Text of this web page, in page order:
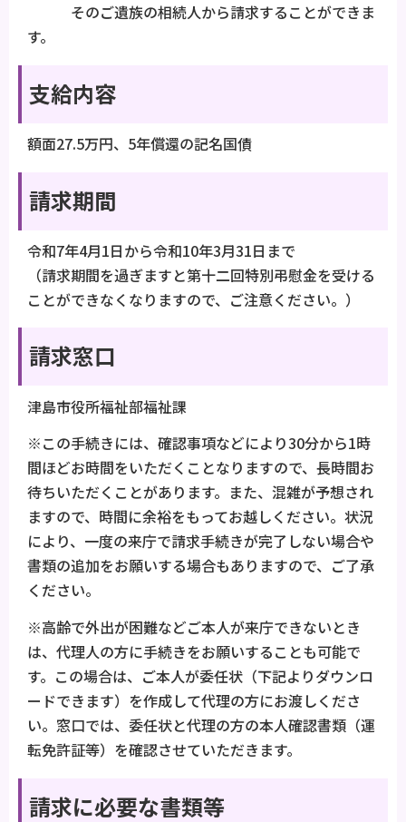
そのご遺族の相続人から請求することができま
す。
支給内容
額面27.5万円、5年償還の記名国債
請求期間
令和7年4月1日から令和10年3月31日まで
（請求期間を過ぎますと第十二回特別弔慰金を受ける
ことができなくなりますので、ご注意ください。）
請求窓口
津島市役所福祉部福祉課
※この手続きには、確認事項などにより30分から1時
間ほどお時間をいただくことなりますので、長時間お
待ちいただくことがあります。また、混雑が予想され
ますので、時間に余裕をもってお越しください。状況
により、一度の来庁で請求手続きが完了しない場合や
書類の追加をお願いする場合もありますので、ご了承
ください。
※高齢で外出が困難などご本人が来庁できないとき
は、代理人の方に手続きをお願いすることも可能で
す。この場合は、ご本人が委任状（下記よりダウンロ
ードできます）を作成して代理の方にお渡しくださ
い。窓口では、委任状と代理の方の本人確認書類（運
転免許証等）を確認させていただきます。
請求に必要な書類等